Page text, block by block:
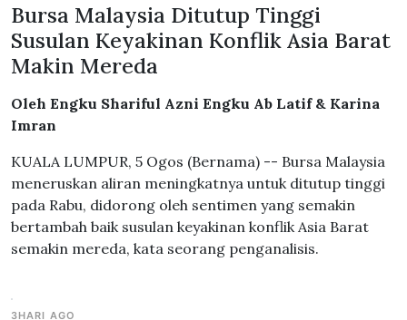
Bursa Malaysia Ditutup Tinggi
Susulan Keyakinan Konflik Asia Barat
Makin Mereda
Oleh Engku Shariful Azni Engku Ab Latif & Karina
Imran
KUALA LUMPUR, 5 Ogos (Bernama) -- Bursa Malaysia
meneruskan aliran meningkatnya untuk ditutup tinggi
pada Rabu, didorong oleh sentimen yang semakin
bertambah baik susulan keyakinan konflik Asia Barat
semakin mereda, kata seorang penganalisis.
3HARI AGO